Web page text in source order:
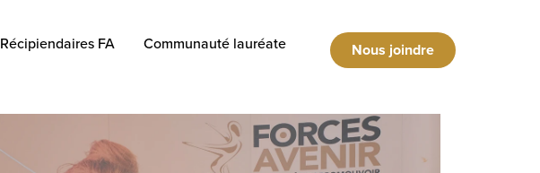
Récipiendaires FA
Communauté lauréate
Nous joindre